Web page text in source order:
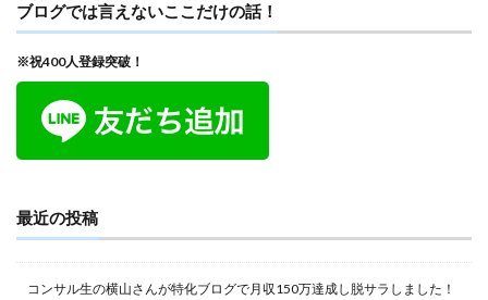
ブログでは言えないここだけの話！
※祝400人登録突破！
最近の投稿
コンサル生の横山さんが特化ブログで月収150万達成し脱サラしました！